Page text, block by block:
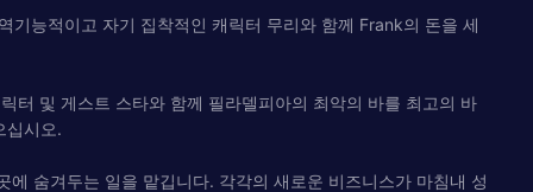
능적이고 자기 집착적인 캐릭터 무리와 함께 Frank의 돈을 세
터 및 게스트 스타와 함께 필라델피아의 최악의 바를 최고의 바
십시오.
숨겨두는 일을 맡깁니다. 각각의 새로운 비즈니스가 마침내 성